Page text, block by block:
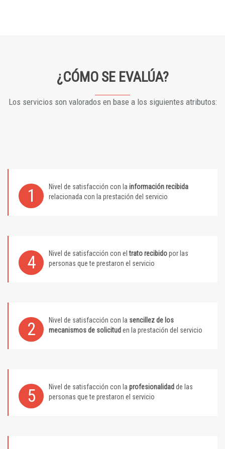
¿CÓMO SE EVALÚA?
Los servicios son valorados en base a los siguientes atributos:
1 Nivel de satisfacción con la información recibida
relacionada con la prestación del servicio
4 Nivel de satisfacción con eltrato recibidopor las
personas que te prestaron el servicio
2 Nivel de satisfacción con la sencillez de los
mecanismos de solicitud en la prestación del servicio
5 Nivel de satisfacción con la profesionalidad de las
personas que te prestaron el servicio